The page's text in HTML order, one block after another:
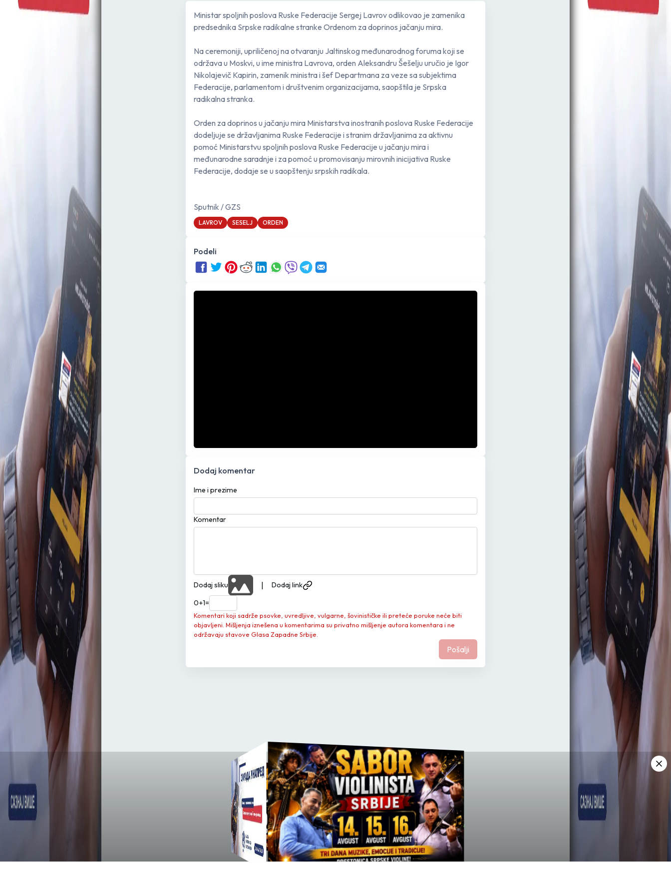
Ministar spoljnih poslova Ruske Federacije Sergej Lavrov odlikovao je zamenika
predsednika Srpske radikalne stranke Ordenom za doprinos jačanju mira.
Na ceremoniji, upriličenoj na otvaranju Jaltinskog međunarodnog foruma koji se
održava u Moskvi, u ime ministra Lavrova, orden Aleksandru Šešelju uručio je Igor
Nikolajevič Kapirin, zamenik ministra i šef Departmana za veze sa subjektima
Federacije, parlamentom i društvenim organizacijama, saopštila je Srpska
radikalna stranka.
Orden za doprinos u jačanju mira Ministarstva inostranih poslova Ruske Federacije
dodeljuje se državljanima Ruske Federacije i stranim državljanima za aktivnu
pomoć Ministarstvu spoljnih poslova Ruske Federacije u jačanju mira i
međunarodne saradnje i za pomoć u promovisanju mirovnih inicijativa Ruske
Federacije, dodaje se u saopštenju srpskih radikala.
Sputnik / GZS
LAVROV SESELJ ORDEN
Podeli
Dodaj komentar
Ime i prezime
Komentar
Dodaj sliku | Dodaj link
0+1=
Komentari koji sadrže psovke, uvredljive, vulgarne, šovinističke ili preteće poruke neće biti
objavljeni. Mišljenja iznešena u komentarima su privatno mišljenje autora komentara i ne
održavaju stavove Glasa Zapadne Srbije.
Pošalji